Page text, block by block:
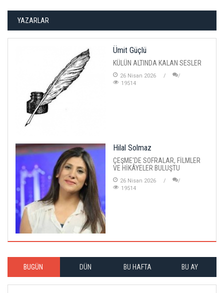
YAZARLAR
Ümit Güçlü
KÜLÜN ALTINDA KALAN SESLER
26 Nisan 2026
19514
Hilal Solmaz
ÇEŞME'DE SOFRALAR, FİLMLER
VE HİKÂYELER BULUŞTU
26 Nisan 2026
19514
BUGÜN DÜN BU HAFTA BU AY